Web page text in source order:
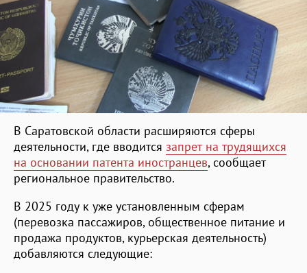
В Саратовской области расширяются сферы
деятельности, где вводится запрет на трудящихся
на основании патента иностранцев, сообщает
региональное правительство.
В 2025 году к уже установленным сферам
(перевозка пассажиров, общественное питание и
продажа продуктов, курьерская деятельность)
добавляются следующие: